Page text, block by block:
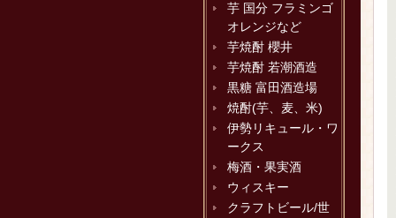
芋 国分 フラミンゴ
オレンジなど
芋焼酎 櫻井
芋焼酎 若潮酒造
黒糖 富田酒造場
焼酎(芋、麦、米)
伊勢リキュール・ワ
ークス
梅酒・果実酒
ウィスキー
クラフトビール/世